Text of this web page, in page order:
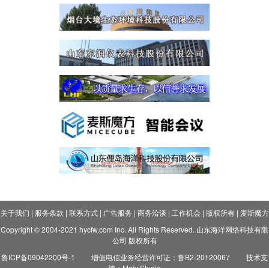
关于我们 | 服务条款 | 联系方式| 广告服务 | 商务洽谈 | 工作机会| 版权所有| 麦斯魔方
Copyright © 2004-2021 hycfw.com Inc. All Rights Reserved. 山东海洋网络科技有限
公司 版权所有
鲁ICP备09042200号-1
增值电信业务经营许可证：鲁B2-20120067
技术支